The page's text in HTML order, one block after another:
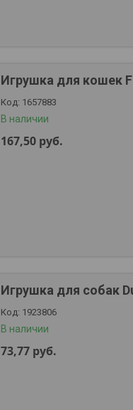
Игрушка для кошек
1657883
В наличии
167,50 руб.
Игрушка для собак
1923806
В наличии
73,77 руб.